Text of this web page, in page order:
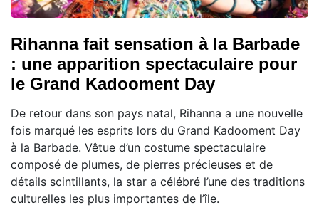
Rihanna fait sensation à la Barbade
: une apparition spectaculaire pour
le Grand Kadooment Day
De retour dans son pays natal, Rihanna a une nouvelle
fois marqué les esprits lors du Grand Kadooment Day
à la Barbade. Vêtue d’un costume spectaculaire
composé de plumes, de pierres précieuses et de
détails scintillants, la star a célébré l’une des traditions
culturelles les plus importantes de l’île.